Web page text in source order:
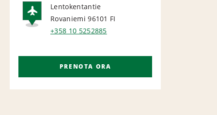
AIRPORT
Lentokentantie
Rovaniemi 96101 FI
+358 10 5252885
PRENOTA ORA